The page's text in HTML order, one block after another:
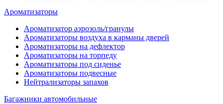
Ароматизаторы
Ароматизатор аэрозоль/гранулы
Ароматизаторы воздуха в карманы дверей
Ароматизаторы на дефлектор
Ароматизаторы на торпеду
Ароматизаторы под сиденье
Ароматизаторы подвесные
Нейтрализаторы запахов
Багажники автомобильные